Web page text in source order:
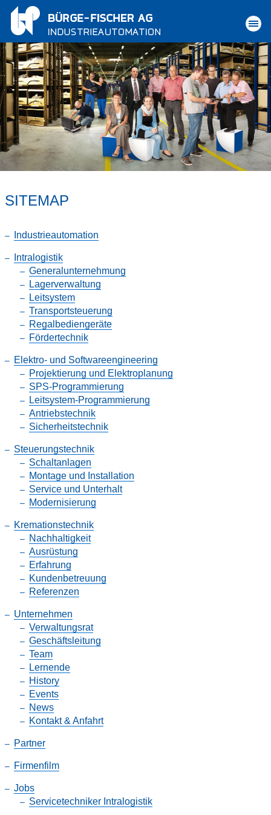
SITEMAP
Industrieautomation
Intralogistik
Generalunternehmung
Lagerverwaltung
Leitsystem
Transportsteuerung
Regalbediengeräte
Fördertechnik
Elektro- und Softwareengineering
Projektierung und Elektroplanung
SPS-Programmierung
Leitsystem-Programmierung
Antriebstechnik
Sicherheitstechnik
Steuerungstechnik
Schaltanlagen
Montage und Installation
Service und Unterhalt
Modernisierung
Kremationstechnik
Nachhaltigkeit
Ausrüstung
Erfahrung
Kundenbetreuung
Referenzen
Unternehmen
Verwaltungsrat
Geschäftsleitung
Team
Lernende
History
Events
News
Kontakt & Anfahrt
Partner
Firmenfilm
Jobs
Servicetechniker Intralogistik